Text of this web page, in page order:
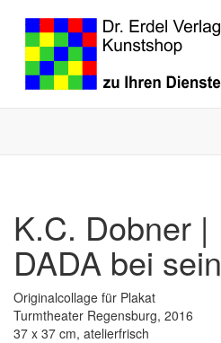
K.C. Dobner |
DADA bei sein
Originalcollage für Plakat
Turmtheater Regensburg, 2016
37 x 37 cm, atelierfrisch